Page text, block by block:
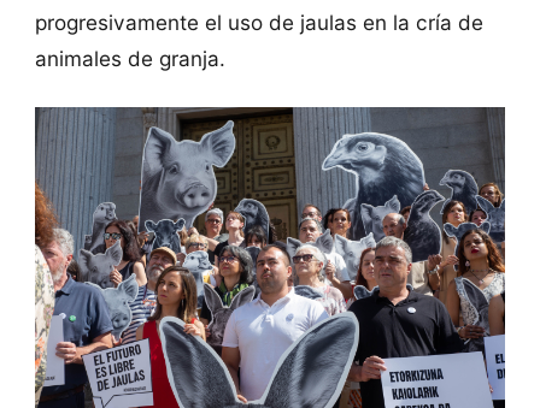
progresivamente el uso de jaulas en la cría de
animales de granja.